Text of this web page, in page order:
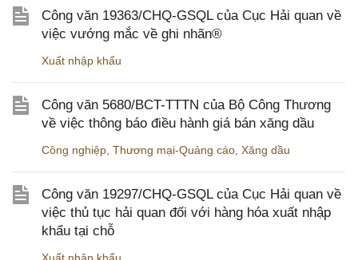
Công văn 19363/CHQ-GSQL của Cục Hải quan về
việc vướng mắc về ghi nhãn®
Xuất nhập khẩu
Công văn 5680/BCT-TTTN của Bộ Công Thương
về việc thông báo điều hành giá bán xăng dầu
Công nghiệp Thương mại-Quảng cáo Xăng dầu
Công văn 19297/CHQ-GSQL của Cục Hải quan về
việc thủ tục hải quan đối với hàng hóa xuất nhập
khẩu tại chỗ